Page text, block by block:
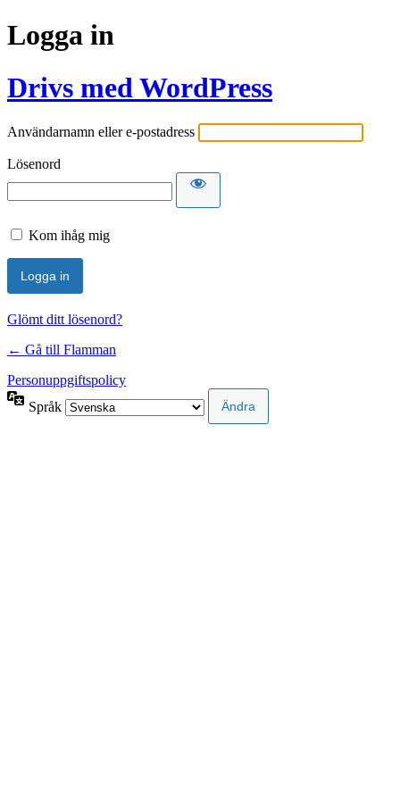
Logga in
Drivs med WordPress
Användarnamn eller e-postadress
Lösenord
Kom ihåg mig
Glömt ditt lösenord?
← Gå till Flamman
Personuppgiftspolicy
Språk